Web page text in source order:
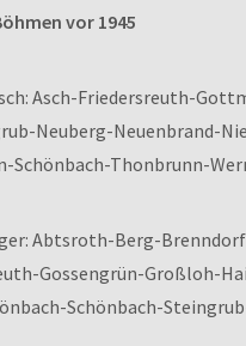
vor 1945
Asch-Friedersreuth-
Neuberg-Neuenbrand-
Schönbach-Thonbrunn-
Abtsroth-Berg-
Gossengrün-Großloh-
Schönbach-